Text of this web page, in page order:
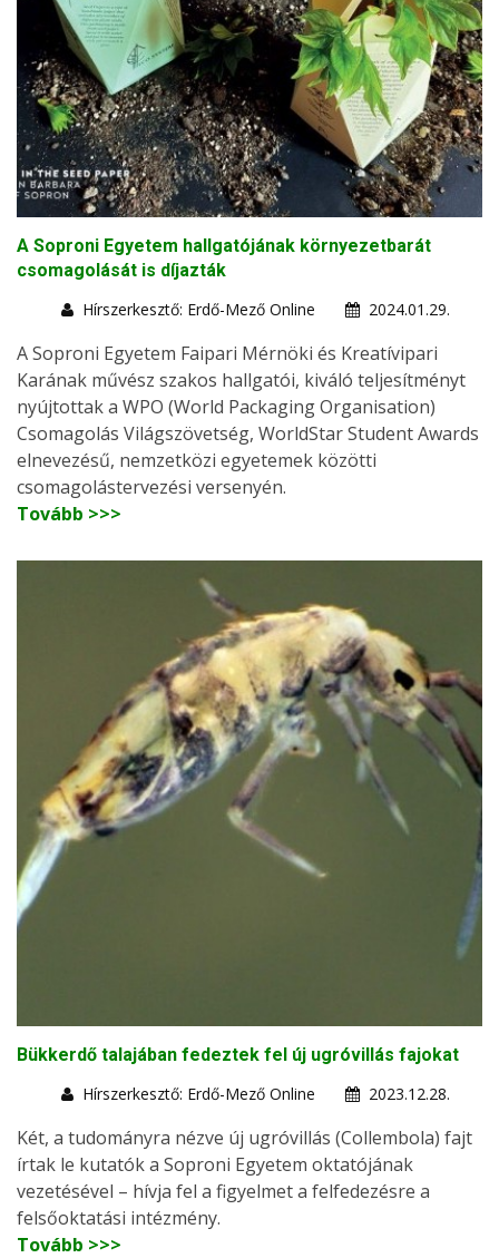
A Soproni Egyetem hallgatójának környezetbarát
csomagolását is díjazták
Hírszerkesztő: Erdő-Mező Online
2024.01.29.
A Soproni Egyetem Faipari Mérnöki és Kreatívipari
Karának művész szakos hallgatói, kiváló teljesítményt
nyújtottak a WPO (World Packaging Organisation)
Csomagolás Világszövetség, WorldStar Student Awards
elnevezésű, nemzetközi egyetemek közötti
csomagolástervezési versenyén.
Tovább >>>
Bükkerdő talajában fedeztek fel új ugróvillás fajokat
Hírszerkesztő: Erdő-Mező Online
2023.12.28.
Két, a tudományra nézve új ugróvillás (Collembola) fajt
írtak le kutatók a Soproni Egyetem oktatójának
vezetésével – hívja fel a figyelmet a felfedezésre a
felsőoktatási intézmény.
Tovább >>>